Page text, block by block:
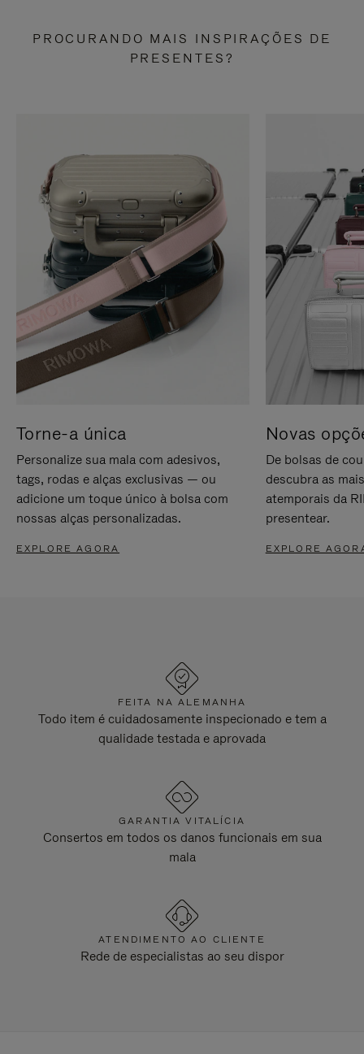
PROCURANDO MAIS INSPIRAÇÕES DE
PRESENTES?
Torne-a única
Personalize sua mala com adesivos,
tags, rodas e alças exclusivas — ou
adicione um toque único à bolsa com
nossas alças personalizadas.
EXPLORE AGORA
Novas
De bolsas de
descubra as
atemporais da
presentear.
EXPLORE
FEITA NA ALEMANHA
Todo item é cuidadosamente inspecionado e tem a
qualidade testada e aprovada
GARANTIA VITALÍCIA
Consertos em todos os danos funcionais em sua
mala
ATENDIMENTO AO CLIENTE
Rede de especialistas ao seu dispor